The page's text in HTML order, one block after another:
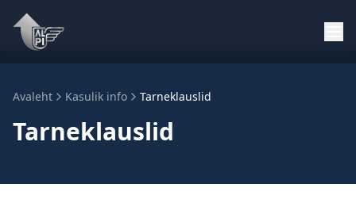
Avaleht Kasulik info Tarneklauslid
Tarneklauslid